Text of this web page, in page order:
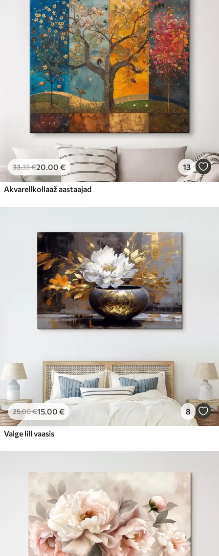
33.33€20.00 € 13
Akvarellkollaaž aastaajad
25.00€15.00 € 8
Valge lill vaasis